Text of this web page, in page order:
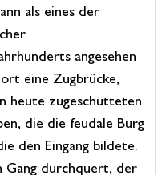
als eines der
angesehen
eine Zugbrücke,
heute zugeschütteten
die die feudale Burg
den Eingang bildete.
Gang durchquert, der